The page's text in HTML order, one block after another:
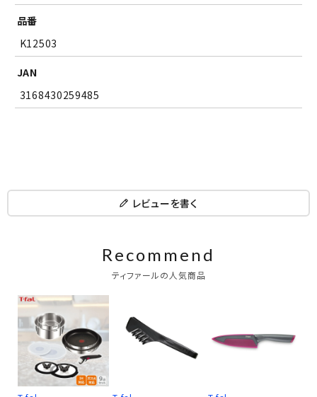
品番
K12503
JAN
3168430259485
レビューを書く
Recommend
ティファールの人気商品